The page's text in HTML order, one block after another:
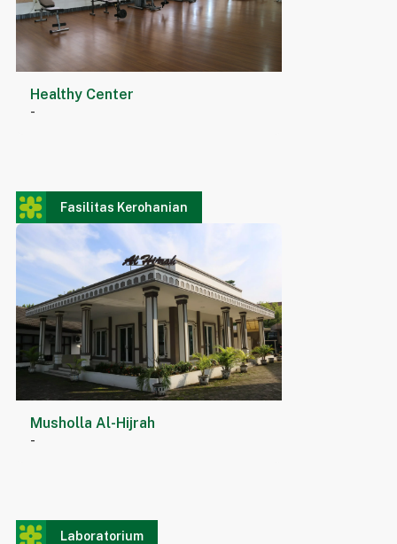
Healthy Center
-
Fasilitas Kerohanian
Musholla Al-Hijrah
-
Laboratorium